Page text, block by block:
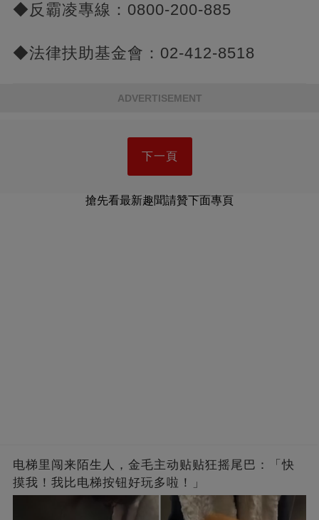
◆反霸凌專線：0800-200-885
◆法律扶助基金會：02-412-8518
ADVERTISEMENT
下一頁
搶先看最新趣聞請贊下面專頁
电梯里闯来陌生人，金毛主动贴贴狂摇尾巴：「快
摸我！我比电梯按钮好玩多啦！」